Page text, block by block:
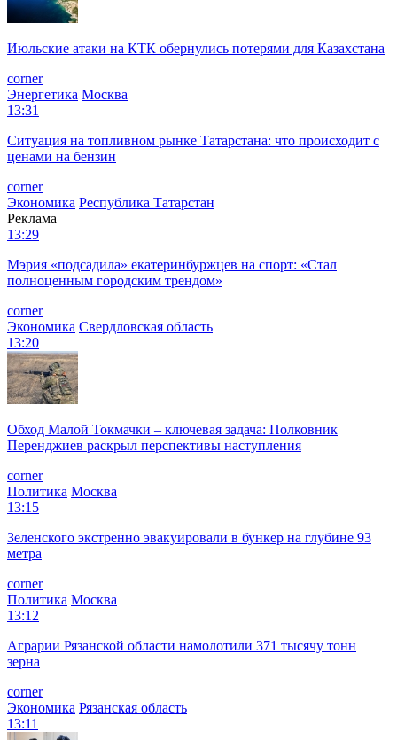
Июльские атаки на КТК обернулись потерями для Казахстана
corner
Энергетика Москва
13:31
Ситуация на топливном рынке Татарстана: что происходит с
ценами на бензин
corner
Экономика Республика Татарстан
Реклама
13:29
Мэрия «подсадила» екатеринбуржцев на спорт: «Стал
полноценным городским трендом»
corner
Экономика Свердловская область
13:20
Обход Малой Токмачки – ключевая задача: Полковник
Перенджиев раскрыл перспективы наступления
corner
Политика Москва
13:15
Зеленского экстренно эвакуировали в бункер на глубине 93
метра
corner
Политика Москва
13:12
Аграрии Рязанской области намолотили 371 тысячу тонн
зерна
corner
Экономика Рязанская область
13:11